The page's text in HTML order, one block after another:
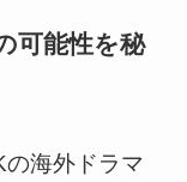
可能性を秘
海外ドラマ